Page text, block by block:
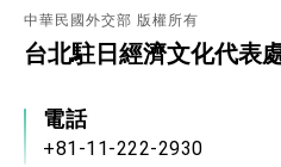
賴總統就職演說影片
總統重要談話
我國政府將在美國
中華民國外交部 版權所有
台北駐日經濟文化代表
電話
+81-11-222-2930